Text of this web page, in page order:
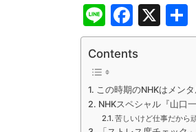
Line X
Contents
この時期のNHKはメン
NHKスペシャル『山口
苦しいけど仕事だから